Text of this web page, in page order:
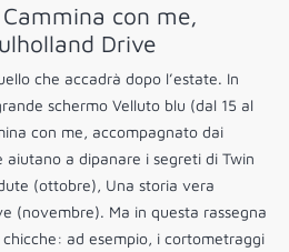
con me,
Drive
che accadrà dopo l’estate. In
schermo Velluto blu (dal 15 al
con me, accompagnato dai
aiutano a dipanare i segreti di Twin
(ottobre), Una storia vera
(novembre). Ma in questa rassegna
ad esempio, i cortometraggi